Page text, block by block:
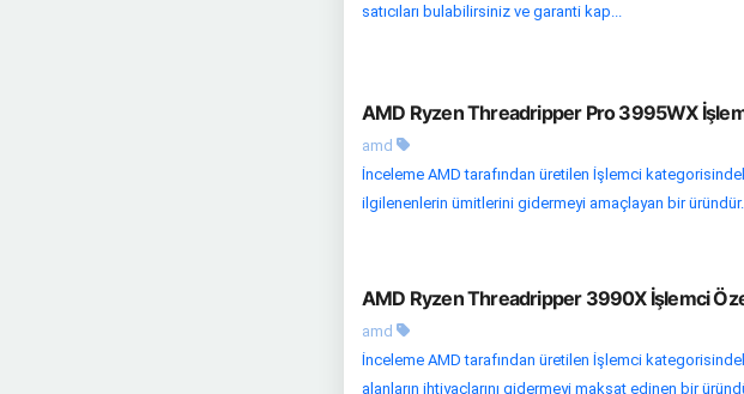
satıcıları bulabilirsiniz ve garanti kap...
AMD Ryzen Threadripper Pro 3995WX
amd
İnceleme AMD tarafından üretilen İşlemci
ilgilenenlerin ümitlerini gidermeyi amaçlayan bir
AMD Ryzen Threadripper 3990X İşlemci
amd
İnceleme AMD tarafından üretilen İşlemci
alanların ihtiyaçlarını gidermeyi maksat edinen bir